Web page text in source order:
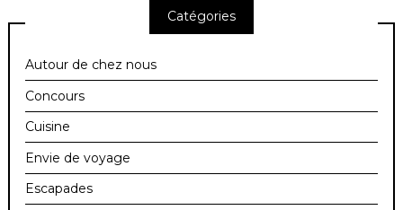
Catégories
Autour de chez nous
Concours
Cuisine
Envie de voyage
Escapades